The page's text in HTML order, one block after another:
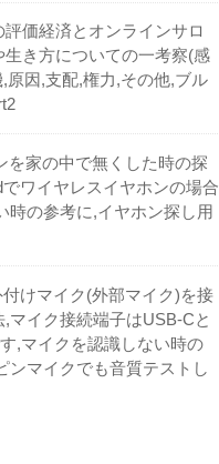
評価経済とオンラインサロ
生き方についての一考察(感
原因,支配,権力,その他,ブル
を家の中で無くした時の探
でワイヤレスイヤホンの場合
時の参考に,イヤホン探し用
けマイク(外部マイク)を接
マイク接続端子はUSB-Cと
,マイクを認識しない時の
ンマイクでも音質テストし